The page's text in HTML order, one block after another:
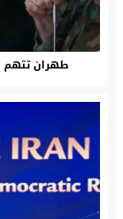
طهران تتهم